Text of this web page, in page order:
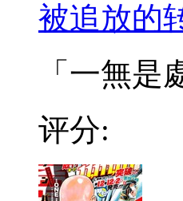
被追放的
「一無
评分: